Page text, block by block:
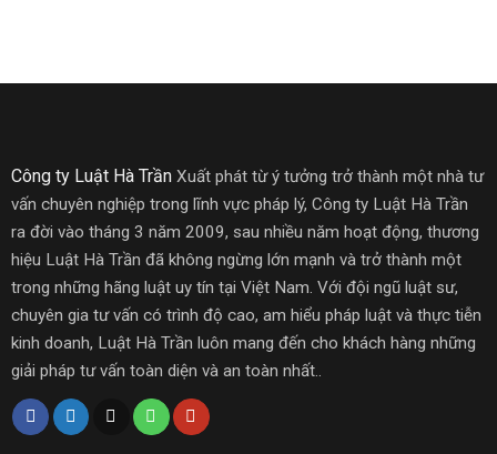
Công ty Luật Hà Trần Xuất phát từ ý tưởng trở thành một nhà tư
vấn chuyên nghiệp trong lĩnh vực pháp lý, Công ty Luật Hà Trần
ra đời vào tháng 3 năm 2009, sau nhiều năm hoạt động, thương
hiệu Luật Hà Trần đã không ngừng lớn mạnh và trở thành một
trong những hãng luật uy tín tại Việt Nam. Với đội ngũ luật sư,
chuyên gia tư vấn có trình độ cao, am hiểu pháp luật và thực tiễn
kinh doanh, Luật Hà Trần luôn mang đến cho khách hàng những
giải pháp tư vấn toàn diện và an toàn nhất..